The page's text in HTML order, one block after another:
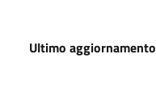
Ultimo aggiornamento